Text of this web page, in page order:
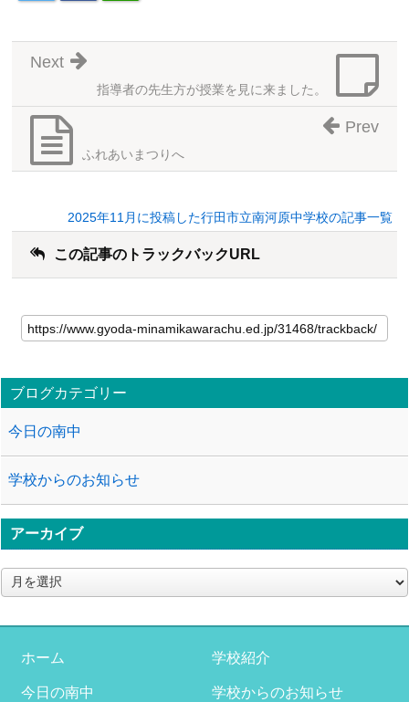
指導者の先生方が授業を見に来ました。
Next
ふれあいまつりへ
Prev
2025年11月に投稿した行田市立南河原中学校の記事一覧
この記事のトラックバックURL
ブログカテゴリー
今日の南中
学校からのお知らせ
アーカイブ
ア
ー
イ
ホーム 学校紹介
今日の南中 学校からのお知らせ